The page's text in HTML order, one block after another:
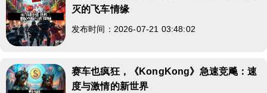
灭的飞车情缘
发布时间：2026-07-21 03:48:02
赛车也疯狂，《KongKong》急速竞飚：速
度与激情的新世界